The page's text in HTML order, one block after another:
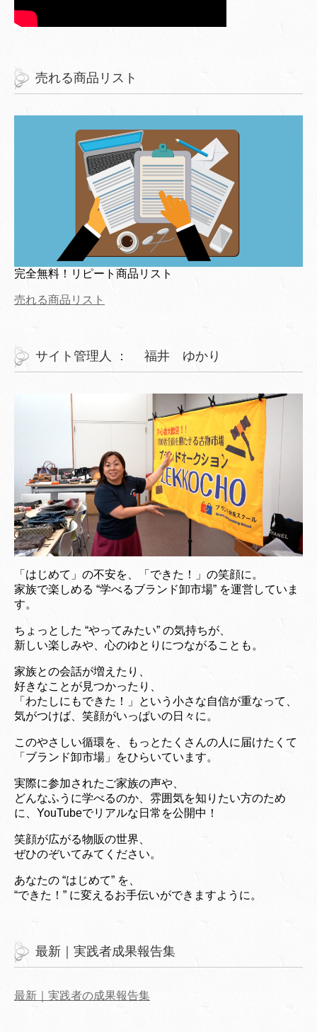
売れる商品リスト
完全無料！リピート商品リスト
売れる商品リスト
サイト管理人 ： 福井 ゆかり
「はじめて」の不安を、「できた！」の笑顔に。
家族で楽しめる “学べるブランド卸市場” を運営していま
す。
ちょっとした “やってみたい” の気持ちが、
新しい楽しみや、心のゆとりにつながることも。
家族との会話が増えたり、
好きなことが見つかったり、
「わたしにもできた！」という小さな自信が重なって、
気がつけば、笑顔がいっぱいの日々に。
このやさしい循環を、もっとたくさんの人に届けたくて
「ブランド卸市場」をひらいています。
実際に参加されたご家族の声や、
どんなふうに学べるのか、雰囲気を知りたい方のため
に、YouTubeでリアルな日常を公開中！
笑顔が広がる物販の世界、
ぜひのぞいてみてください。
あなたの “はじめて” を、
“できた！” に変えるお手伝いができますように。
最新｜実践者成果報告集
最新｜実践者の成果報告集